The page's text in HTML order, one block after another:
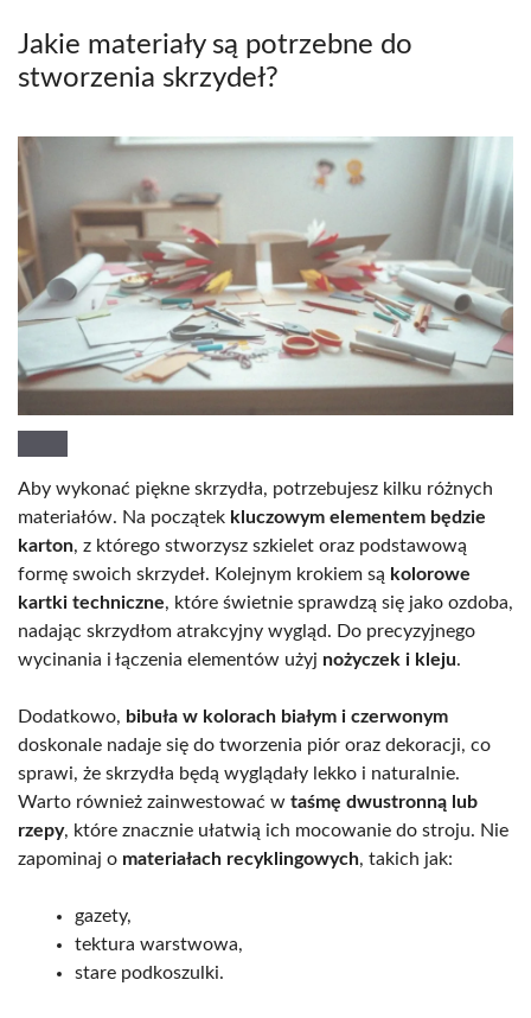
Jakie materiały są potrzebne do
stworzenia skrzydeł?
Aby wykonać piękne skrzydła, potrzebujesz kilku różnych
materiałów. Na początek kluczowym elementem będzie
karton, z którego stworzysz szkielet oraz podstawową
formę swoich skrzydeł. Kolejnym krokiem są kolorowe
kartki techniczne, które świetnie sprawdzą się jako ozdoba,
nadając skrzydłom atrakcyjny wygląd. Do precyzyjnego
wycinania i łączenia elementów użyj nożyczek i kleju.
Dodatkowo, bibuła w kolorach białym i czerwonym
doskonale nadaje się do tworzenia piór oraz dekoracji, co
sprawi, że skrzydła będą wyglądały lekko i naturalnie.
Warto również zainwestować w taśmę dwustronną lub
rzepy, które znacznie ułatwią ich mocowanie do stroju. Nie
zapominaj o materiałach recyklingowych, takich jak:
gazety,
tektura warstwowa,
stare podkoszulki.